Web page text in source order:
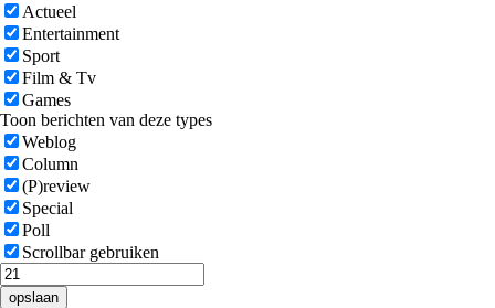
Actueel
Entertainment
Sport
Film & Tv
Games
Toon berichten van deze types
Weblog
Column
(P)review
Special
Poll
Scrollbar gebruiken
opslaan